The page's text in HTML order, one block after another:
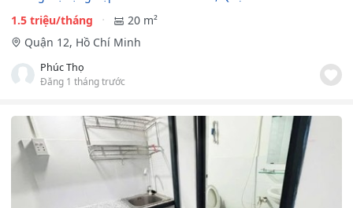
1.5 triệu/tháng
20 m²
Quận 12, Hồ Chí Minh
Phúc Thọ
Đăng 1 tháng trước